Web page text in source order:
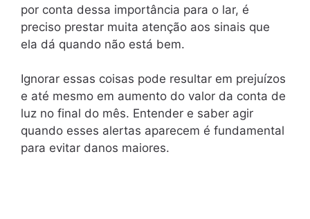
por conta dessa importância para o lar, é
preciso prestar muita atenção aos sinais que
ela dá quando não está bem.
Ignorar essas coisas pode resultar em prejuízos
e até mesmo em aumento do valor da conta de
luz no final do mês. Entender e saber agir
quando esses alertas aparecem é fundamental
para evitar danos maiores.